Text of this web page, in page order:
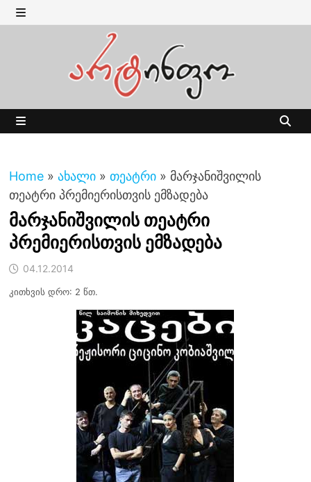
Skip
to MENU
Home » ახალი » თეატრი » მარჯანიშვილის
თეატრი პრემიერისთვის ემზადება
მარჯანიშვილის თეატრი
პრემიერისთვის ემზადება
04.12.2014
კითხვის დრო: 2 წთ.